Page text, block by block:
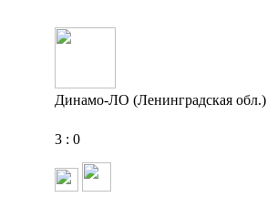
Динамо-ЛО (Ленинградская обл.)
3 : 0